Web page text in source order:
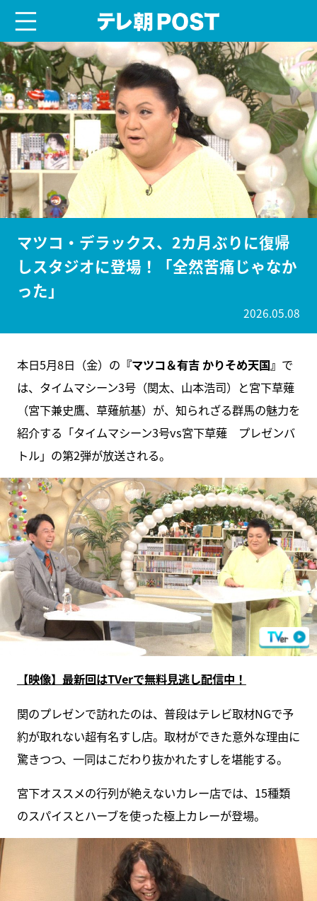
マツコ・デラックス、2カ月ぶりに復帰
しスタジオに登場！「全然苦痛じゃなか
った」
2026.05.08
本日5月8日（金）の 『マツコ＆有吉 かりそめ天国』 で
は、タイムマシーン3号（関太、山本浩司）と宮下草薙
（宮下兼史鷹、草薙航基）が、知られざる群馬の魅力を
紹介する「タイムマシーン3号vs宮下草薙 プレゼンバ
トル」の第2弾が放送される。
【映像】最新回はTVerで無料見逃し配信中！
関のプレゼンで訪れたのは、普段はテレビ取材NGで予
約が取れない超有名すし店。取材ができた意外な理由に
驚きつつ、一同はこだわり抜かれたすしを堪能する。
宮下オススメの行列が絶えないカレー店では、15種類
のスパイスとハーブを使った極上カレーが登場。